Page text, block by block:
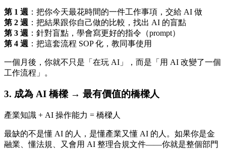
第 1 週 ：把你今天最花時間的一件工作事項，交給 AI 做
第 2 週 ：把結果跟你自己做的比較，找出 AI 的盲點
第 3 週 ：針對盲點，學會寫更好的指令（prompt）
第 4 週 ：把這套流程 SOP 化，教同事使用
一個月後，你就不只是「在玩 AI」，而是「用 AI 改變了一個
工作流程」。
3. 成為 AI 橋樑 → 最有價值的橋樑人
產業知識 + AI 操作能力 = 橋樑人
最缺的不是懂 AI 的人，是懂產業又懂 AI 的人。如果你是金
融業、懂法規、又會用 AI 整理合規文件——你就是整個部門